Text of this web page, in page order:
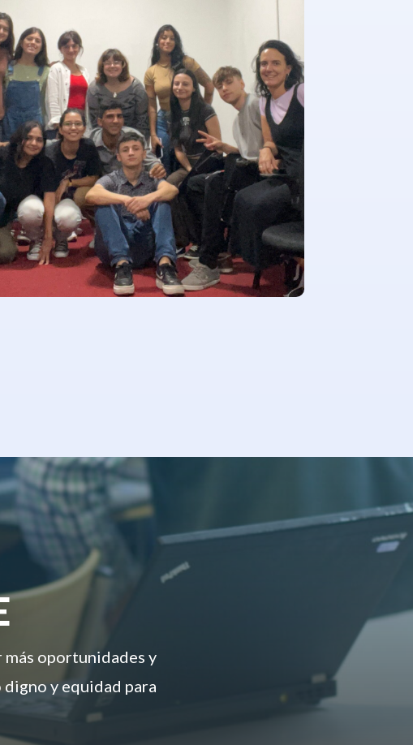
más oportunidades y
y equidad para